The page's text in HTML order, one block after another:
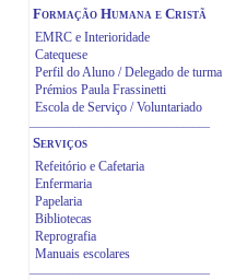
Formação Humana e Cristã
EMRC e Interioridade
Catequese
Perfil do Aluno / Delegado de turma
Prémios Paula Frassinetti
Escola de Serviço / Voluntariado
Serviços
Refeitórioe Cafetaria
Enfermaria
Papelaria
Bibliotecas
Reprografia
Manuais escolares